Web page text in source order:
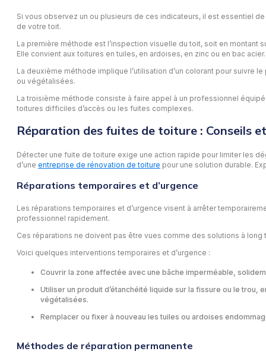
Si vous observez un ou plusieurs de ces indicateurs, il est essentiel
de votre toit.
La première méthode est l’inspection visuelle du toit, soit en
Elle convient aux toitures en tuiles, en ardoises, en zinc ou en bac acier.
La deuxième méthode implique l’utilisation d’un colorant pour suivre
ou végétalisées.
La troisième méthode consiste à faire appel à un professionnel
toitures difficiles d’accès ou les fuites complexes.
Réparation des fuites de toiture : Conseils
Détecter une fuite de toiture exige une action rapide pour limiter les
d’une entreprise de rénovation de toiture pour une solution durable.
Réparations temporaires et d’urgence
Les réparations temporaires et d’urgence visent à arrêter
professionnel rapidement.
Ces réparations ne doivent pas être vues comme des solutions à
Voici quelques interventions temporaires et d’urgence :
Couvrir la zone affectée avec une bâche imperméable,
Utiliser un produit d’étanchéité liquide sur la fissure ou le
végétalisées.
Remplacer ou fixer à nouveau les tuiles ou ardoises
Méthodes de réparation permanente